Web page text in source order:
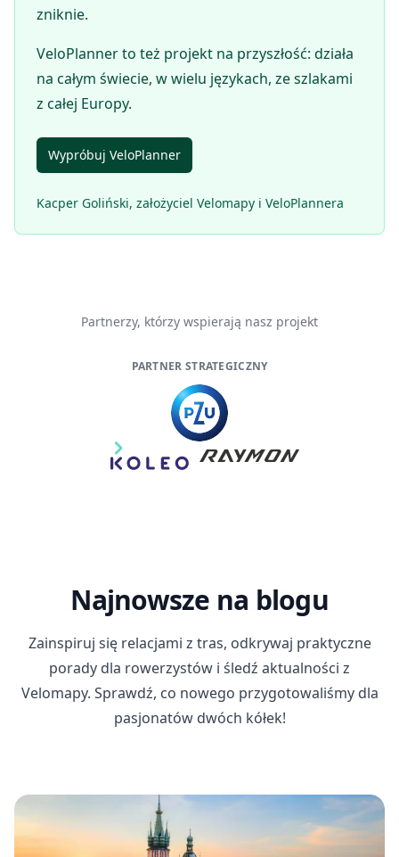
zniknie.
VeloPlanner to też projekt na przyszłość: działa
na całym świecie, w wielu językach, ze szlakami
z całej Europy.
Wypróbuj VeloPlanner
Kacper Goliński, założyciel Velomapy i VeloPlannera
Partnerzy, którzy wspierają nasz projekt
PARTNER STRATEGICZNY
Najnowsze na blogu
Zainspiruj się relacjami z tras, odkrywaj praktyczne
porady dla rowerzystów i śledź aktualności z
Velomapy. Sprawdź, co nowego przygotowaliśmy dla
pasjonatów dwóch kółek!